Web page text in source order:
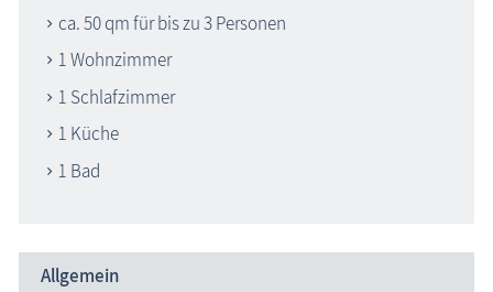
ca. 50 qm für bis zu 3 Personen
1 Wohnzimmer
1 Schlafzimmer
1 Küche
1 Bad
Allgemein